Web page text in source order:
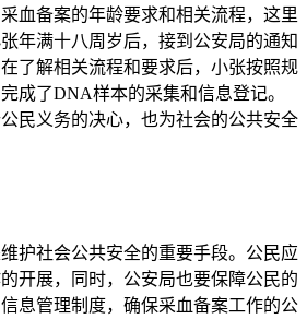
血备案的年龄要求和相关流程，这里
年满十八周岁后，接到公安局的通知
了解相关流程和要求后，小张按照规
成了DNA样本的采集和信息登记。
民义务的决心，也为社会的公共安全
护社会公共安全的重要手段。公民应
开展，同时，公安局也要保障公民的
息管理制度，确保采血备案工作的公